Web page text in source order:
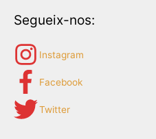
Segueix-nos:
Instagram
Facebook
Twitter